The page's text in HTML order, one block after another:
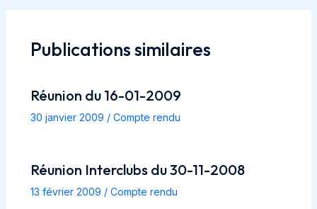
Publications similaires
Réunion du 16-01-2009
30 janvier 2009 / Compte rendu
Réunion Interclubs du 30-11-2008
13 février 2009 / Compte rendu